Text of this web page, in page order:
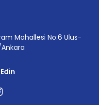
Mahallesi No:6 Ulus-